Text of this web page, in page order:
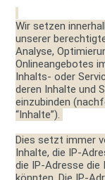
Wir setzen
unserer
Analyse,
Onlineangebotes
Inhalts- oder
deren Inhalte und
einzubinden
“Inhalte”).
Dies setzt immer
Inhalte, die IP-
die IP-Adresse die